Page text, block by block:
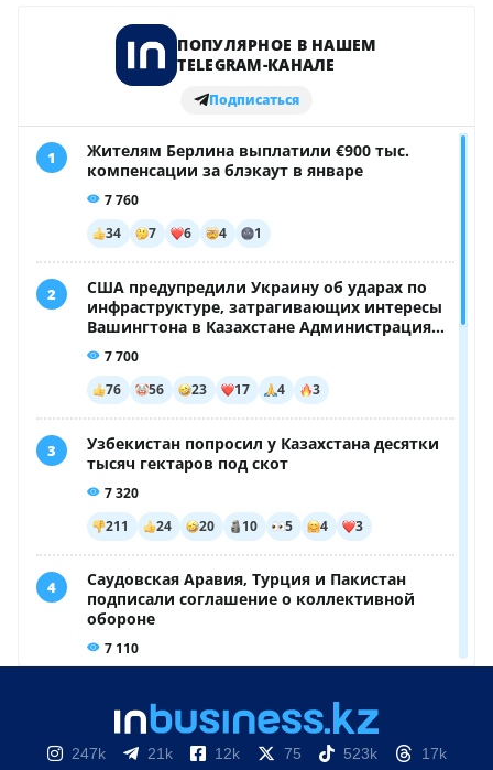
247k 21k 12k 75 523k 17k